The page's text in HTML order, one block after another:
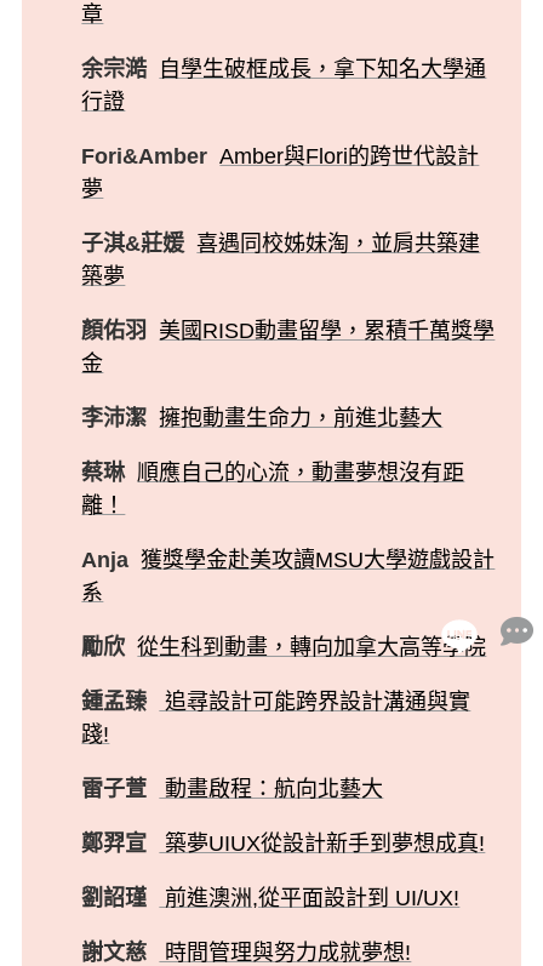
章
余宗澔
自學生破框成長，拿下知名大學通
行證
Fori&Amber Amber與Flori的跨世代設計
夢
子淇&莊媛 喜遇同校姊妹淘，並肩共築建
築夢
顏佑羽
美國RISD動畫留學，累積千萬獎學
金
李沛潔 擁抱動畫生命力，前進北藝大
蔡琳 順應自己的心流，動畫夢想沒有距
離！
Anja 獲獎學金赴美攻讀MSU大學遊戲設計
系
勵欣 從生科到動畫，轉向加拿大高等學院
鍾孟臻
追尋設計可能跨界設計溝通與實
踐!
雷子萱 動畫啟程：航向北藝大
鄭羿宣 築夢UIUX從設計新手到夢想成真!
劉詔瑾 前進澳洲,從平面設計到 UI/UX!
謝文慈 時間管理與努力成就夢想!